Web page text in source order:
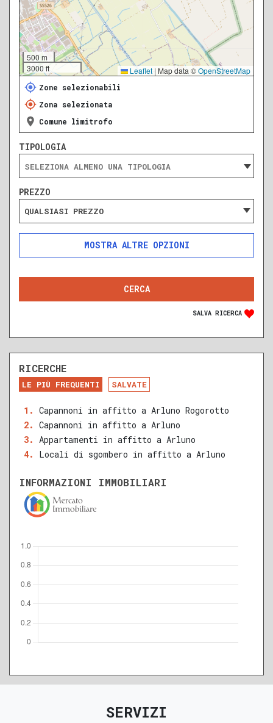
500 m
3000 ft
Leaflet | Map data ©OpenStreetMap
Zone selezionabili
Zona selezionata
Comune limitrofo
TIPOLOGIA
PREZZO
QUALSIASI PREZZO
ALTRE OPZIONI
SOLO ANNUNCI IN ASTA
DA RISTRUTTURARE
NUOVA COSTRUZIONE
RECENTE
RISTRUTTURATO
QUALSIASI SUPERFICIE
A B C D
SALVA RICERCA
RICERCHE
LE PIÙ FREQUENTI SALVATE
Capannoni in affitto a Arluno Rogorotto
Capannoni in affitto a Arluno
Appartamenti in affitto a Arluno
Locali di sgombero in affitto a Arluno
INFORMAZIONI IMMOBILIARI
SERVIZI